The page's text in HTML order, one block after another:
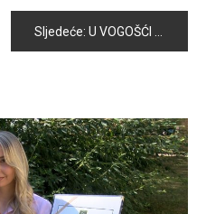
Sljedeće: U VOGOŠĆI SVEČANO OTVORENA STOMATOLOŠKA ORDINACIJA DENTAL CENTAR